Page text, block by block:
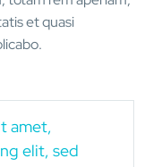
et quasi
amet,
elit, sed